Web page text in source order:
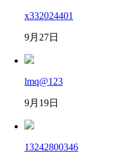
x332024401
9月27日
lmq@123
9月19日
13242800346